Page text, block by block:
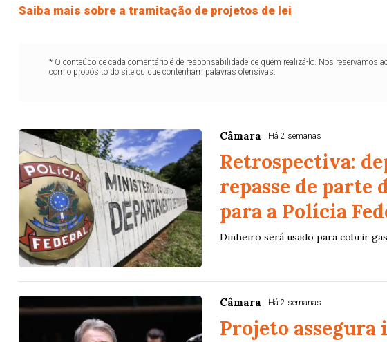
Saiba mais sobre a tramitação de projetos de lei
* O conteúdo de cada comentário é de responsabilidade de quem realizá-lo. Nos reservamos
com o propósito do site ou que contenham palavras ofensivas.
Câmara Há 2 semanas
Retrospectiva:
repasse de parte
para a Polícia
Dinheiro será usado para cobrir
Câmara Há 2 semanas
Projeto assegura